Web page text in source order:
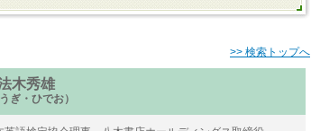
>> 検索トップへ
木秀雄
うぎ・ひでお）